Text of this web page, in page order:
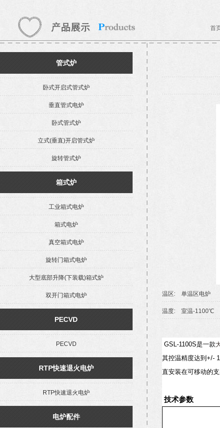
首
管式炉
卧式开启式管式炉
垂直管式电炉
卧式管式炉
立式(垂直)开启管式炉
旋转管式炉
箱式炉
工业箱式电炉
箱式电炉
真空箱式电炉
旋转门箱式电炉
大型底部升降(下装载)箱式炉
双开门箱式电炉
PECVD
PECVD
RTP快速退火电炉
RTP快速退火电炉
电炉配件
温区: 单温区电炉
温度: 室温-1100℃
GSL-1100S是一款
其控温精度达到+/-
直安装在可移动的
技术参数